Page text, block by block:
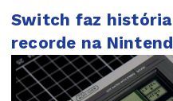
Switch faz
recorde na